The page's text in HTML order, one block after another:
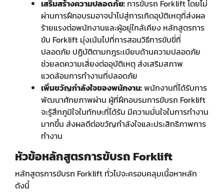
เสริมสร้างความปลอดภัย:การขับรถ Forklift โดยไม่
ผ่านการฝึกอบรมอาจนำไปสู่การเกิดอุบัติเหตุที่ส่งผล
ร้ายแรงต่อพนักงานและผู้อยู่ใกล้เคียง หลักสูตรการ
ขับ Forklift มุ่งเน้นไปที่การสอนวิธีการขับขี่ที่
ปลอดภัย ปฏิบัติตามกฎระเบียบด้านความปลอดภัย
ช่วยลดความเสี่ยงต่ออุบัติเหตุ ส่งเสริมสภาพ
แวดล้อมการทำงานที่ปลอดภัย
เพิ่มขวัญกำลังใจของพนักงาน:พนักงานที่ได้รับการ
พัฒนาศักยภาพผ่าน ผู้ที่ฝึกอบรมการขับรถ Forklift
จะรู้สึกภูมิใจในทักษะที่ได้รับ มีความมั่นใจในการทำงาน
มากขึ้น ส่งผลดีต่อขวัญกำลังใจและประสิทธิภาพการ
ทำงาน
หัวข้อหลักสูตรการขับรถ Forklift
หลักสูตรการขับรถ Forklift ทั่วไปจะครอบคลุมเนื้อหาหลัก
ดังนี้